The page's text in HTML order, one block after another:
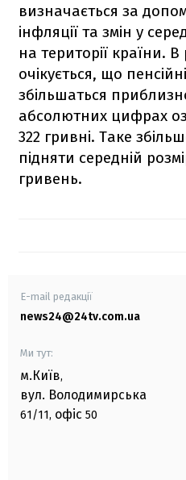
визначається за
інфляції та змін у
на території країни. В
очікується, що
збільшаться
абсолютних цифрах
322 гривні. Таке
підняти середній
гривень.
E-mail редакції
news24@24tv.com.ua
Ми тут:
м.Київ,
вул. Володимирська
61/11, офіс 50